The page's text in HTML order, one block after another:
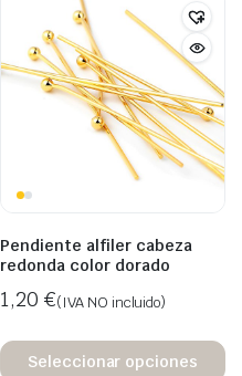
Pendiente alfiler cabeza
redonda color dorado
1,20 €(IVA NO incluido)
Seleccionar opciones